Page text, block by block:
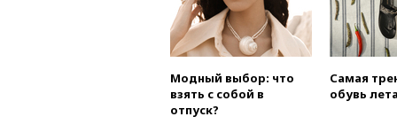
Модный выбор: что
взять с собой в
отпуск?
Самая
обувь